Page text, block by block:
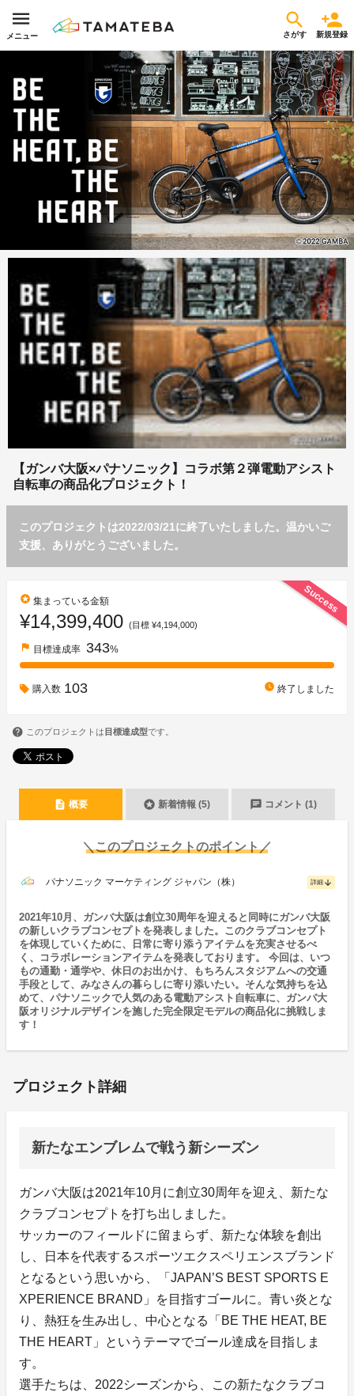
メニュー さがす 新規登録
【ガンバ大阪×パナソニック】コラボ第２弾電動アシスト
自転車の商品化プロジェクト！
このプロジェクトは2022/03/21に終了いたしました。温かいご
支援、ありがとうございました。
Success
stars 集まっている金額
¥14,399,400 (目標 ¥4,194,000)
flag 目標達成率 343%
購入数 103 watch_later 終了しました
このプロジェクトは 目標達成型です。
description 概要 stars 新着情報 (5) chat コメント (1)
＼このプロジェクトのポイント／
パナソニック マーケティング ジャパン（株） 詳細 arrow_downward
2021年10月、ガンバ大阪は創立30周年を迎えると同時にガンバ大阪
の新しいクラブコンセプトを発表しました。このクラブコンセプト
を体現していくために、日常に寄り添うアイテムを充実させるべ
く、コラボレーションアイテムを発表しております。 今回は、いつ
もの通勤・通学や、休日のお出かけ、もちろんスタジアムへの交通
手段として、みなさんの暮らしに寄り添いたい。そんな気持ちを込
めて、パナソニックで人気のある電動アシスト自転車に、ガンバ大
阪オリジナルデザインを施した完全限定モデルの商品化に挑戦しま
す！
プロジェクト詳細
新たなエンブレムで戦う新シーズン
ガンバ大阪は2021年10月に創立30周年を迎え、新たな
クラブコンセプトを打ち出しました。
サッカーのフィールドに留まらず、新たな体験を創出
し、日本を代表するスポーツエクスペリエンスブランド
となるという思いから、「JAPAN’S BEST SPORTS E
XPERIENCE BRAND」を目指すゴールに。青い炎とな
り、熱狂を生み出し、中心となる「BE THE HEAT, BE
THE HEART」というテーマでゴール達成を目指しま
す。
選手たちは、2022シーズンから、この新たなクラブコ